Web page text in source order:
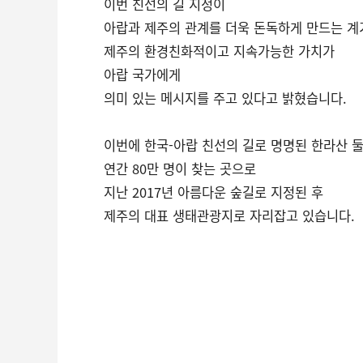
이번 친선의 길 지정이
아랍과 제주의 관계를 더욱 돈독하게 만드는
제주의 환경친화적이고 지속가능한 가치가
아랍 국가에게
의미 있는 메시지를 주고 있다고 밝혔습니다.
이번에 한국-아랍 친선의 길로 명명된 한라산
연간 80만 명이 찾는 곳으로
지난 2017년 아름다운 숲길로 지정된 후
제주의 대표 생태관광지로 자리잡고 있습니다.